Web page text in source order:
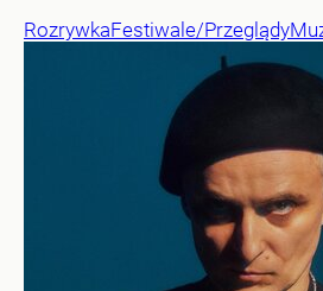
RozrywkaFestiwale/Przeglądy